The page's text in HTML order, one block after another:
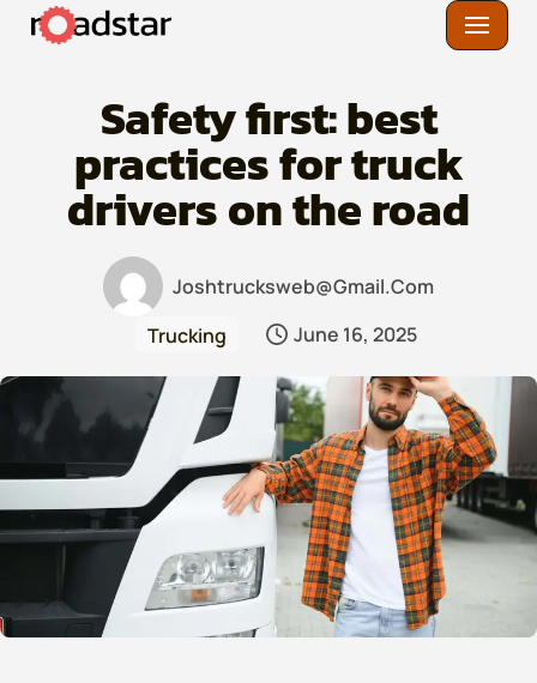
Safety first: best
practices for truck
drivers on the road
Joshtrucksweb@gmail.com
Trucking
June 16, 2025